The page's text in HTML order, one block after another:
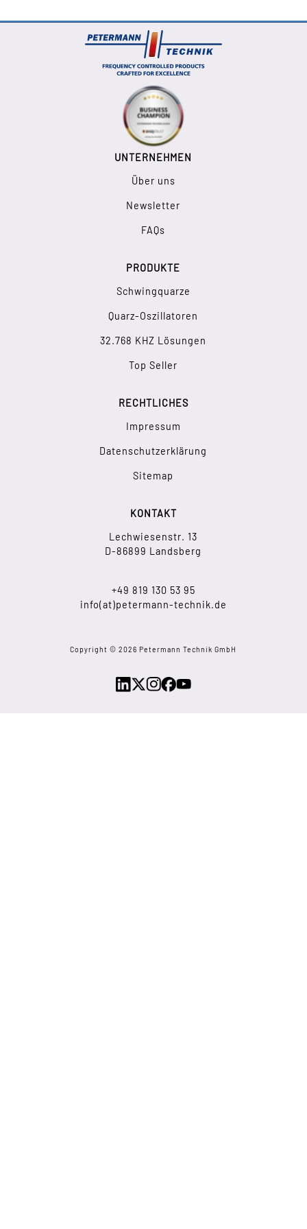
UNTERNEHMEN
Über uns
Newsletter
FAQs
PRODUKTE
Schwingquarze
Quarz-Oszillatoren
32.768 KHZ Lösungen
Top Seller
RECHTLICHES
Impressum
Datenschutzerklärung
Sitemap
KONTAKT
Lechwiesenstr. 13
D-86899 Landsberg
+49 819 130 53 95
info(at)petermann-technik.de
Copyright © 2026 Petermann Technik GmbH